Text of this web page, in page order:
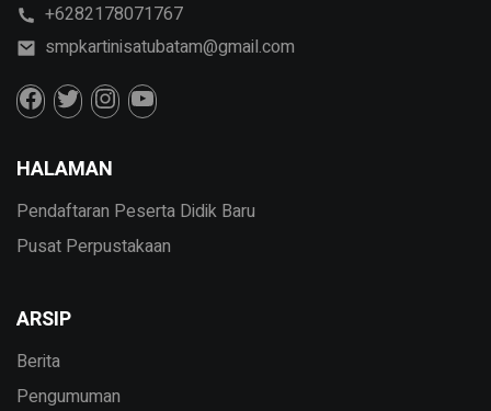
+6282178071767
smpkartinisatubatam@gmail.com
HALAMAN
Pendaftaran Peserta Didik Baru
Pusat Perpustakaan
ARSIP
Berita
Pengumuman